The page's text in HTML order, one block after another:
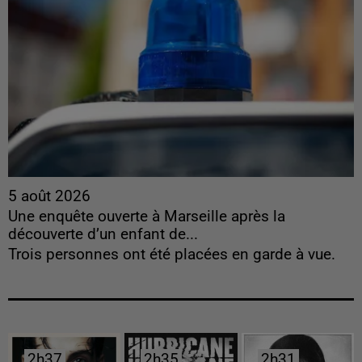
5 août 2026
Une enquête ouverte à Marseille après la
découverte d’un enfant de...
Trois personnes ont été placées en garde à vue.